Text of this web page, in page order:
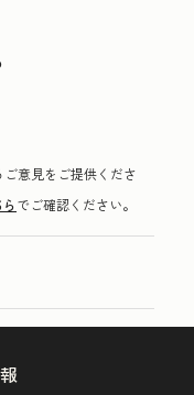
意見をご提供くださ
でご確認ください。